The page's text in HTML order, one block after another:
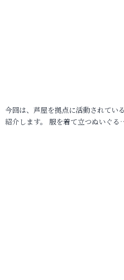
今回は、芦屋を拠点に活動されてい
紹介します。 服を着て立つぬいぐ